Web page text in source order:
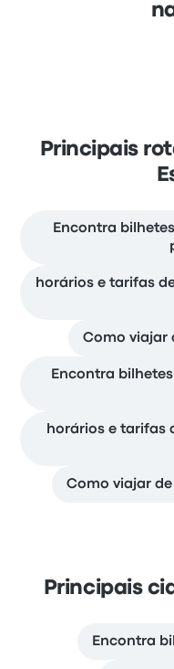
Principais
Encontra
horários e tarifas
Como viajar
Encontra
horários e tarifas
Como viajar
Principais
Encontra